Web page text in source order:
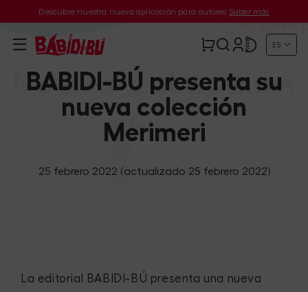
Descubre nuestra nueva aplicación para autores Saber más
ES
BABIDI-BÚ presenta su
nueva colección
Merimeri
25 febrero 2022 (actualizado 25 febrero 2022)
La editorial BABIDI-BÚ presenta una nueva